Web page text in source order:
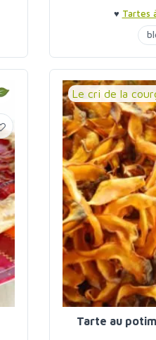
♥ Tartes
Le cri de la
Tarte au